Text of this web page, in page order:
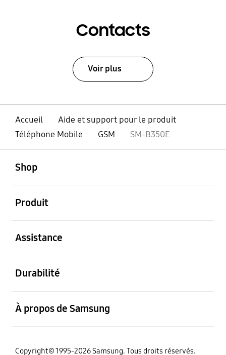
Contacts
Voir plus
Accueil
Aide et support pour le produit
Téléphone Mobile
GSM SM-B350E
Shop
Produit
Assistance
Durabilité
À propos de Samsung
Copyright© 1995-2026 Samsung. Tous droits réservés.